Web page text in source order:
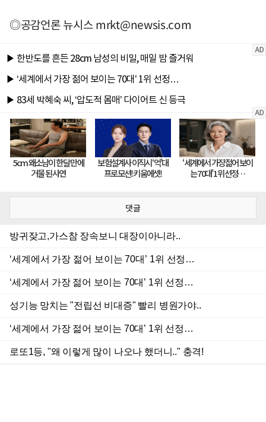
◎공감언론 뉴시스mrkt@newsis.com
댓글